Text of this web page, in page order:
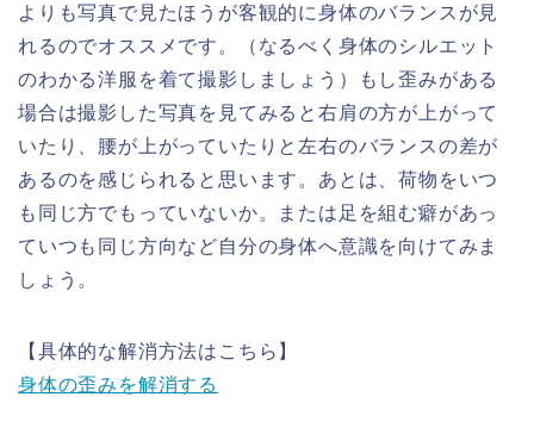
よりも写真で見たほうが客観的に身体のバランスが見
れるのでオススメです。（なるべく身体のシルエット
のわかる洋服を着て撮影しましょう）もし歪みがある
場合は撮影した写真を見てみると右肩の方が上がって
いたり、腰が上がっていたりと左右のバランスの差が
あるのを感じられると思います。あとは、荷物をいつ
も同じ方でもっていないか。または足を組む癖があっ
ていつも同じ方向など自分の身体へ意識を向けてみま
しょう。
【具体的な解消方法はこちら】
身体の歪みを解消する